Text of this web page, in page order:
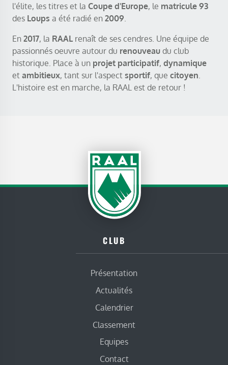
l'élite, les titres et la Coupe d'Europe, le matricule 93
des Loups a été radié en 2009
En 2017, la RAALrenaît de ses cendres. Une équipe de
passionnés oeuvre autour du renouveaudu club
historique. Place à un projet participatif, dynamique
et ambitieux, tant sur l'aspect sportif, que citoyen
L'histoire est en marche, la RAAL est de retour !
CLUB
Présentation
Actualités
Calendrier
Classement
Equipes
Contact